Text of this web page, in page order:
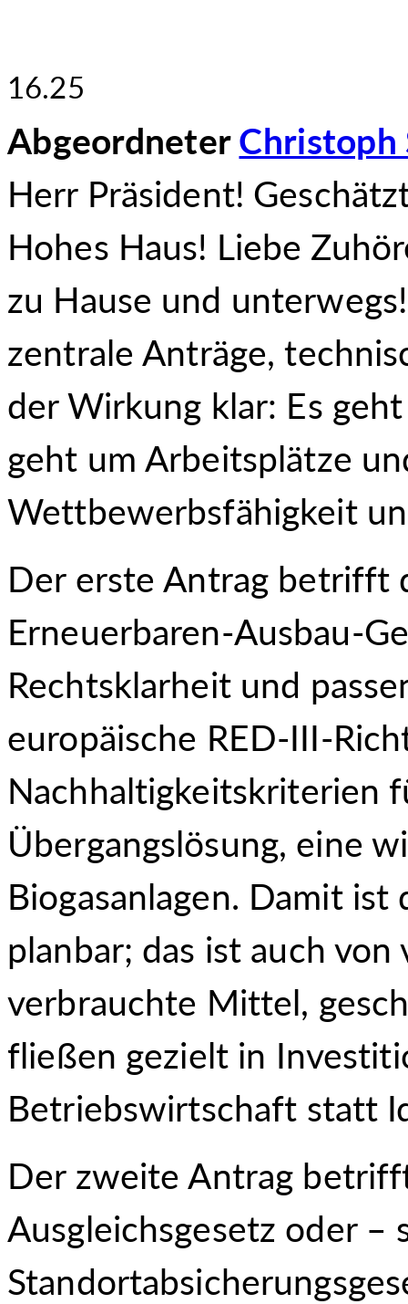
16.25
AbgeordneterChristoph
Herr Präsident!
Hohes Haus! Liebe
zu Hause und
zentrale Anträge,
der Wirkung klar: Es
geht um Arbeitsplätze
Wettbewerbsfähigkeit
Der erste Antrag betrifft
Erneuerbaren-Ausbau-
Rechtsklarheit und
europäische RED-III-
Nachhaltigkeitskriterien
Übergangslösung, eine
Biogasanlagen. Damit
planbar; das ist auch
verbrauchte Mittel,
fließen gezielt in
Betriebswirtschaft statt
Der zweite Antrag
Ausgleichsgesetz oder –